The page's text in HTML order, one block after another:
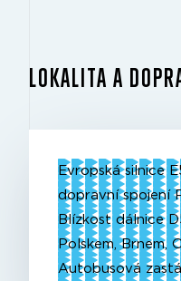
LOKALITA A
Evropská silnice
dopravní spojení
Blízkost dálnice
Polskem, Brnem,
Autobusová